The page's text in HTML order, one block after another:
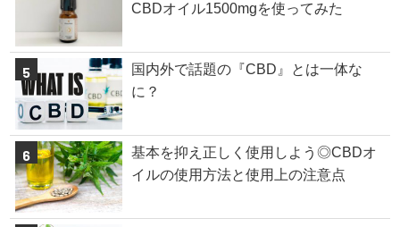
CBDオイル1500mgを使ってみた
国内外で話題の『CBD』とは一体な
に？
基本を抑え正しく使用しよう◎CBDオ
イルの使用方法と使用上の注意点